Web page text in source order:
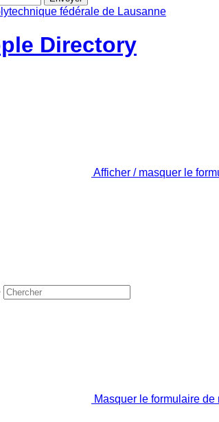
Directory
Afficher / masquer le
Masquer le formulaire de